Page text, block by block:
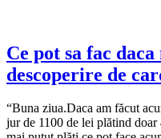
fac?
Ce pot sa fac
descoperire de
“Buna ziua.Daca am făcut
jur de 1100 de lei plătind